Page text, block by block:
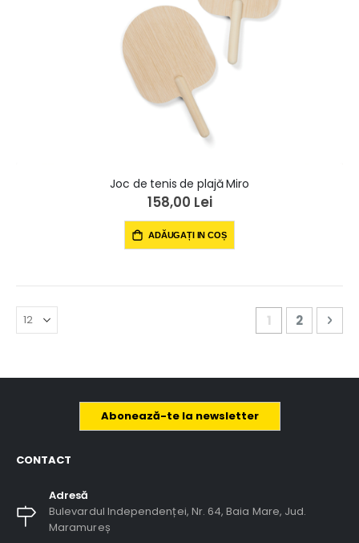
Joc de tenis de plajă Miro
158,00 Lei
ADĂUGAȚI IN COȘ
Pagină
în acest
1 Pagină
2
Abonează-te la newsletter
CONTACT
Adresă
Bulevardul Independenței, Nr. 64, Baia Mare, Jud.
Maramureș